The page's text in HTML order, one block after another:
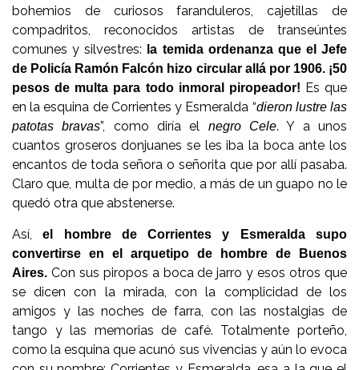
bohemios de curiosos faranduleros, cajetillas de
compadritos, reconocidos artistas de transeúntes
comunes y silvestres:
la temida ordenanza que el Jefe
de Policía Ramón Falcón hizo circular allá por 1906. ¡50
pesos de multa para todo inmoral piropeador! Es que
en la esquina de Corrientes y Esmeralda “dieron lustre las
patotas bravas”, como diría el negro Cele. Y a unos
cuantos groseros donjuanes se les iba la boca ante los
encantos de toda señora o señorita que por allí pasaba.
Claro que, multa de por medio, a más de un guapo no le
quedó otra que abstenerse.
Así,el hombre de Corrientes y Esmeralda supo
convertirse en el arquetipo de hombre de Buenos
Aires. Con sus piropos a boca de jarro y esos otros que
se dicen con la mirada, con la complicidad de los
amigos y las noches de farra, con las nostalgias de
tango y las memorias de café. Totalmente porteño,
como la esquina que acunó sus vivencias y aún lo evoca